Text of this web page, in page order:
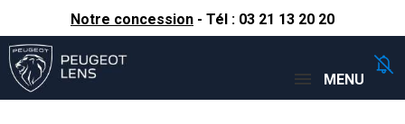
Notre concession - Tél : 03 21 13 20 20
Concessions
MENU